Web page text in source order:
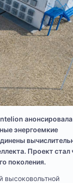
анонсировала
энергоемкие
Проект стал
поколения.
высоковольтной